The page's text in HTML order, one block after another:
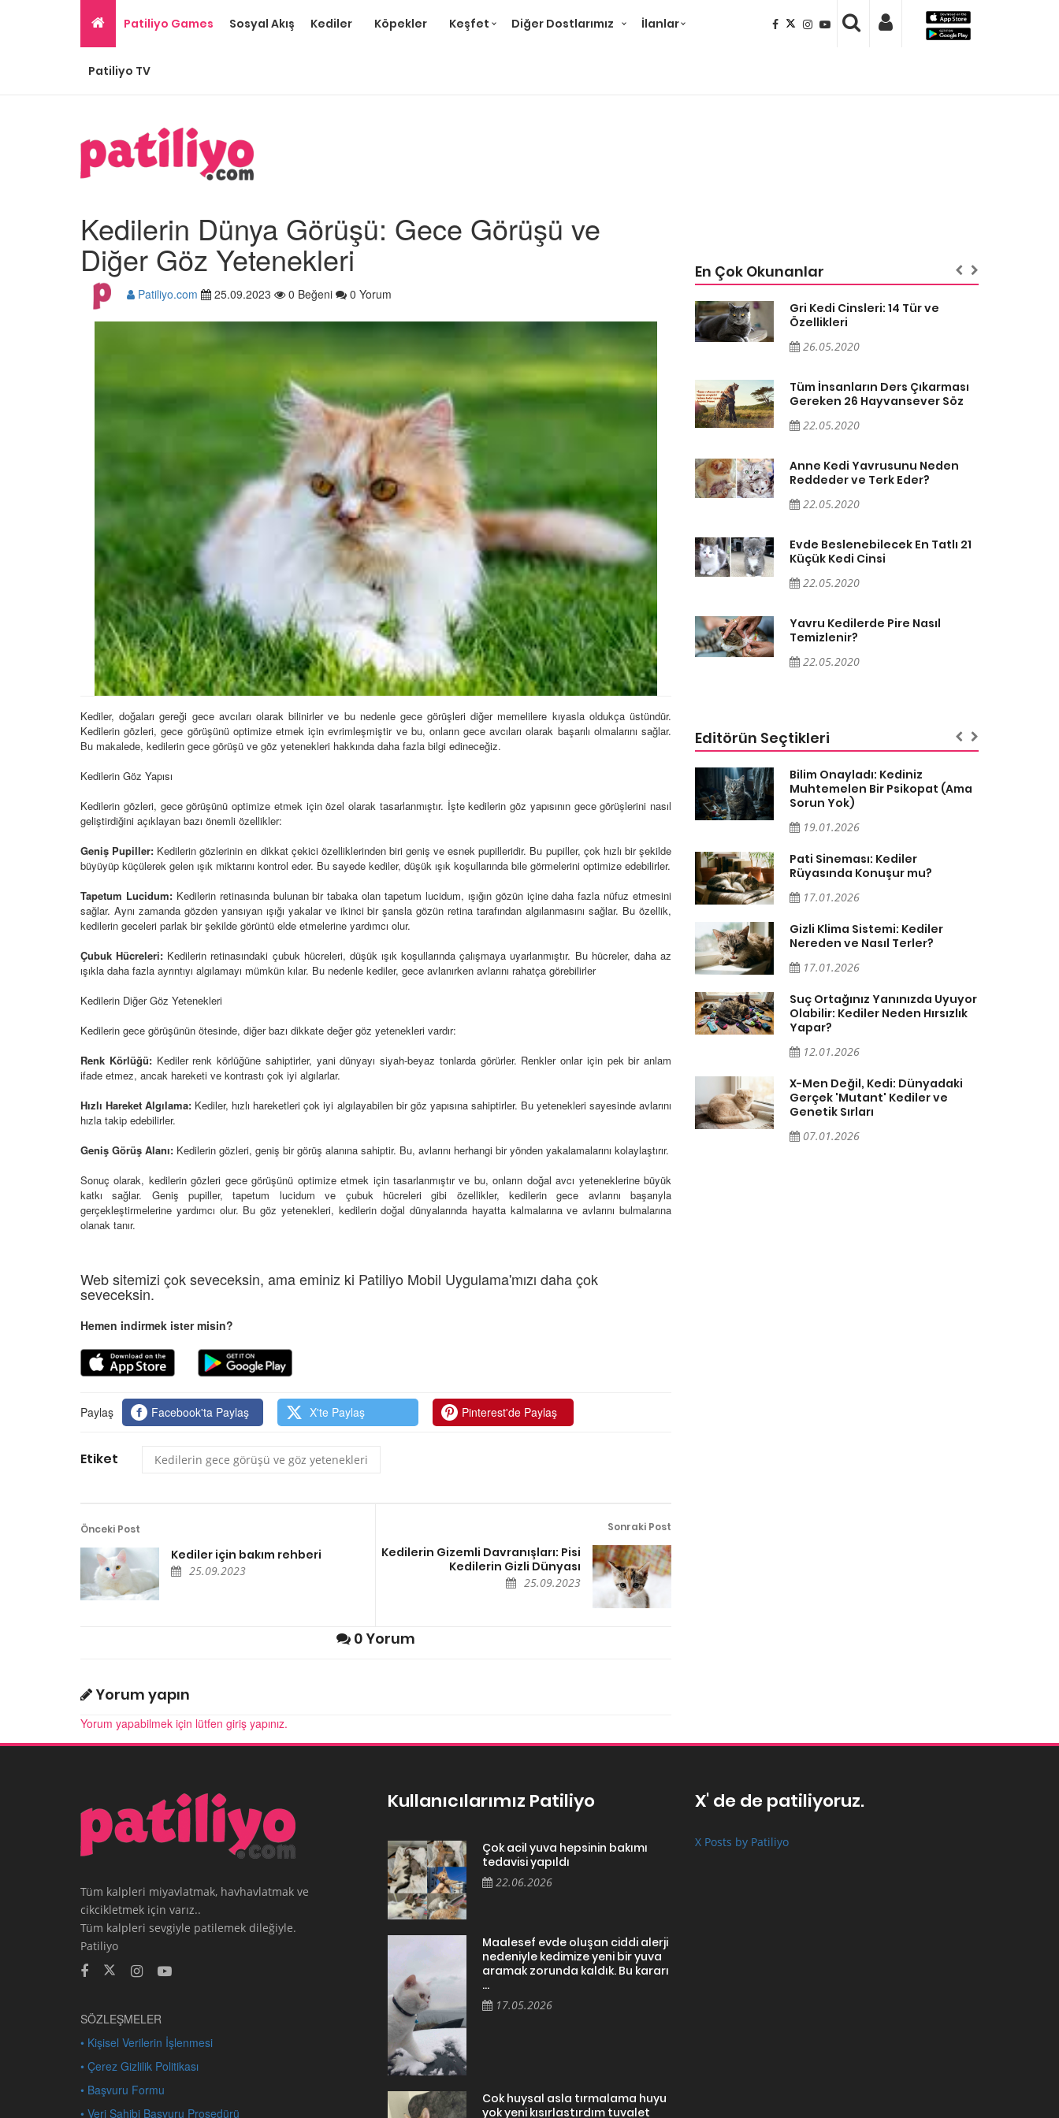
Patiliyo Games Sosyal Akış Kediler Köpekler Keşfet Diğer Dostlarımız İlanlar
Patiliyo TV
Kedilerin Dünya Görüşü: Gece Görüşü ve
Diğer Göz Yetenekleri
Patiliyo.com 25.09.2023 0 Beğeni 0 Yorum
Kediler, doğaları gereği gece avcıları olarak bilinirler ve bu nedenle gece görüşleri diğer memelilere kıyasla oldukça üstündür.
Kedilerin gözleri, gece görüşünü optimize etmek için evrimleşmiştir ve bu, onların gece avcıları olarak başarılı olmalarını sağlar.
Bu makalede, kedilerin gece görüşü ve göz yetenekleri hakkında daha fazla bilgi edineceğiz.
Kedilerin Göz Yapısı
Kedilerin gözleri, gece görüşünü optimize etmek için özel olarak tasarlanmıştır. İşte kedilerin göz yapısının gece görüşlerini nasıl
geliştirdiğini açıklayan bazı önemli özellikler:
Geniş Pupiller: Kedilerin gözlerinin en dikkat çekici özelliklerinden biri geniş ve esnek pupilleridir. Bu pupiller, çok hızlı bir şekilde
büyüyüp küçülerek gelen ışık miktarını kontrol eder. Bu sayede kediler, düşük ışık koşullarında bile görmelerini optimize edebilirler.
Tapetum Lucidum:Kedilerin retinasında bulunan bir tabaka olan tapetum lucidum, ışığın gözün içine daha fazla nüfuz etmesini
sağlar. Aynı zamanda gözden yansıyan ışığı yakalar ve ikinci bir şansla gözün retina tarafından algılanmasını sağlar. Bu özellik,
kedilerin geceleri parlak bir şekilde görüntü elde etmelerine yardımcı olur.
Çubuk Hücreleri: Kedilerin retinasındaki çubuk hücreleri, düşük ışık koşullarında çalışmaya uyarlanmıştır. Bu hücreler, daha az
ışıkla daha fazla ayrıntıyı algılamayı mümkün kılar. Bu nedenle kediler, gece avlanırken avlarını rahatça görebilirler
Kedilerin Diğer Göz Yetenekleri
Kedilerin gece görüşünün ötesinde, diğer bazı dikkate değer göz yetenekleri vardır:
Renk Körlüğü:Kediler renk körlüğüne sahiptirler, yani dünyayı siyah-beyaz tonlarda görürler. Renkler onlar için pek bir anlam
ifade etmez, ancak hareketi ve kontrastı çok iyi algılarlar.
Hızlı Hareket Algılama: Kediler, hızlı hareketleri çok iyi algılayabilen bir göz yapısına sahiptirler. Bu yetenekleri sayesinde avlarını
hızla takip edebilirler.
Geniş Görüş Alanı: Kedilerin gözleri, geniş bir görüş alanına sahiptir. Bu, avlarını herhangi bir yönden yakalamalarını kolaylaştırır.
Sonuç olarak, kedilerin gözleri gece görüşünü optimize etmek için tasarlanmıştır ve bu, onların doğal avcı yeteneklerine büyük
katkı sağlar. Geniş pupiller, tapetum lucidum ve çubuk hücreleri gibi özellikler, kedilerin gece avlarını başarıyla
gerçekleştirmelerine yardımcı olur. Bu göz yetenekleri, kedilerin doğal dünyalarında hayatta kalmalarına ve avlarını bulmalarına
olanak tanır.
Web sitemizi çok seveceksin, ama eminiz ki Patiliyo Mobil Uygulama'mızı daha çok
seveceksin.
Hemen indirmek ister misin?
Paylaş Facebook'ta Paylaş X'te Paylaş Pinterest'de Paylaş
Etiket Kedilerin gece görüşü ve göz yetenekleri
Önceki Post
Kediler için bakım rehberi
25.09.2023
Sonraki Post
Kedilerin Gizemli Davranışları: Pisi
Kedilerin Gizli Dünyası
25.09.2023
0 Yorum
Yorum yapın
Yorum yapabilmek için lütfen giriş yapınız.
En Çok Okunanlar
Özellikleri
Tüm İnsanların Ders Çıkarması
Gereken 26 Hayvansever Söz
22.05.2020
Anne Kedi Yavrusunu Neden
Reddeder ve Terk Eder?
22.05.2020
Evde Beslenebilecek En Tatlı 21
Yavru Kedilerde Pire Nasıl
Temizlenir?
22.05.2020
Özellikleri
Tüm İnsanların Ders Çıkarması
Gereken 26 Hayvansever Söz
Reddeder ve Terk Eder?
22.05.2020
Evde Beslenebilecek En Tatlı 21
Küçük Kedi Cinsi
22.05.2020
Yavru Kedilerde Pire Nasıl
Temizlenir?
22.05.2020
Gri Kedi Cinsleri: 14 Tür ve
Özellikleri
26.05.2020
Tüm İnsanların Ders Çıkarması
Gereken 26 Hayvansever Söz
22.05.2020
Anne Kedi Yavrusunu Neden
Reddeder ve Terk Eder?
22.05.2020
Evde Beslenebilecek En Tatlı 21
Küçük Kedi Cinsi
22.05.2020
Yavru Kedilerde Pire Nasıl
Temizlenir?
22.05.2020
Editörün Seçtikleri
Sahiplerine Ölü
Olunca Gerçekten
Genetik Sırrı:
Kedilerin Kutsal
Dünyası
Aktivite"
11.10.2025
Kedi Beslenmesi: "Çiğ Mama mı,
Kuru Mama mı? Artıları ve
11.10.2025
Kaygısı ve Çözüm Yöntemleri
11.10.2025
Mırlamaya Başladı? Evrimsel Bir
Bakış
05.10.2025
Vahşi Atalarına Bilimsel
03.10.2025
25.09.2025
Kediler Neden Dört Ayak
Üzerine Düşer? Evrimsel
Adaptasyon
22.09.2025
22.09.2025
Psikolojisi
Bilim Onayladı: Kediniz
Muhtemelen Bir Psikopat (Ama
Sorun Yok)
19.01.2026
Pati Sineması: Kediler
Rüyasında Konuşur mu?
17.01.2026
Gizli Klima Sistemi: Kediler
Nereden ve Nasıl Terler?
17.01.2026
Suç Ortağınız Yanınızda Uyuyor
Olabilir: Kediler Neden Hırsızlık
Yapar?
12.01.2026
X-Men Değil, Kedi: Dünyadaki
Gerçek 'Mutant' Kediler ve
Genetik Sırları
07.01.2026
Tüm kalpleri miyavlatmak, havhavlatmak ve
cikcikletmek için varız..
Tüm kalpleri sevgiyle patilemek dileğiyle.
Patiliyo
SÖZLEŞMELER
• Kişisel Verilerin İşlenmesi
• Çerez Gizlilik Politikası
• Başvuru Formu
• Veri Sahibi Başvuru Prosedürü
Kullanıcılarımız Patiliyo
Çok acil yuva hepsinin bakımı
tedavisi yapıldı
22.06.2026
Maalesef evde oluşan ciddi alerji
nedeniyle kedimize yeni bir yuva
aramak zorunda kaldık. Bu kararı
...
17.05.2026
Cok huysal asla tırmalama huyu
yok yeni kısırlastırdım tuvalet
X' de de patiliyoruz.
X Posts by Patiliyo